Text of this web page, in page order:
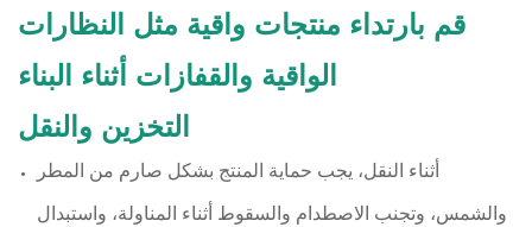
قم بارتداء منتجات واقية مثل النظارات
الواقية والقفازات أثناء البناء
التخزين والنقل
أثناء النقل، يجب حماية المنتج بشكل صارم من المطر
والشمس، وتجنب الاصطدام والسقوط أثناء المناولة، واستبدال